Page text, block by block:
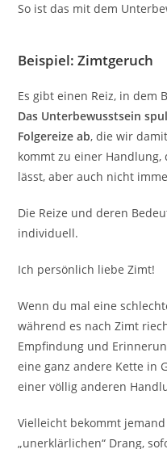
So ist das mit dem
Beispiel: Zimtgeruch
Es gibt einen Reiz, in dem
Das Unterbewusstsein
Folgereize ab, die wir
kommt zu einer
lässt, aber auch nicht
Die Reize und deren
individuell.
Ich persönlich liebe Zimt!
Wenn du mal eine
während es nach Zimt
Empfindung und
eine ganz andere Kette in
einer völlig anderen
Vielleicht bekommt
„unerklärlichen“ Drang,